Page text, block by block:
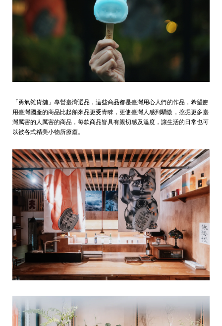
「勇氣雜貨舖」專營臺灣選品，這些商品都是臺灣用心人們的作品，希望使
用臺灣國產的商品比起舶來品更受青睞，更使臺灣人感到驕傲，挖掘更多臺
灣厲害的人厲害的商品，每款商品皆具有親切感及溫度，讓生活的日常也可
以被各式精美小物所療癒。